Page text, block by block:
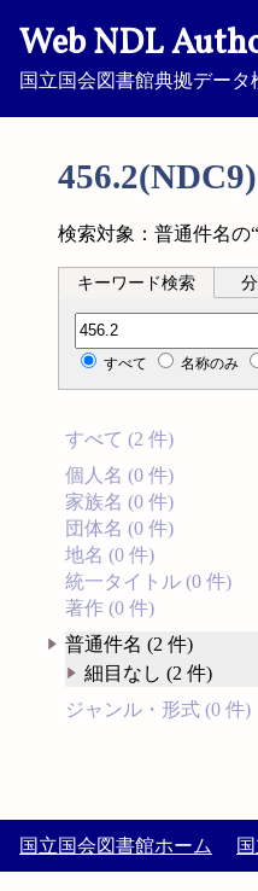
Web NDL
国立国会図書館典拠データ
検索対象：普通件名の
キーワード検索
分類記号検索
すべて 名称のみ
すべて (2 件)
個人名 (0 件)
家族名 (0 件)
団体名 (0 件)
地名 (0 件)
統一タイトル (0 件)
著作 (0 件)
普通件名 (2 件)
細目なし (2 件)
ジャンル・形式 (0 件)
国立国会図書館ホーム